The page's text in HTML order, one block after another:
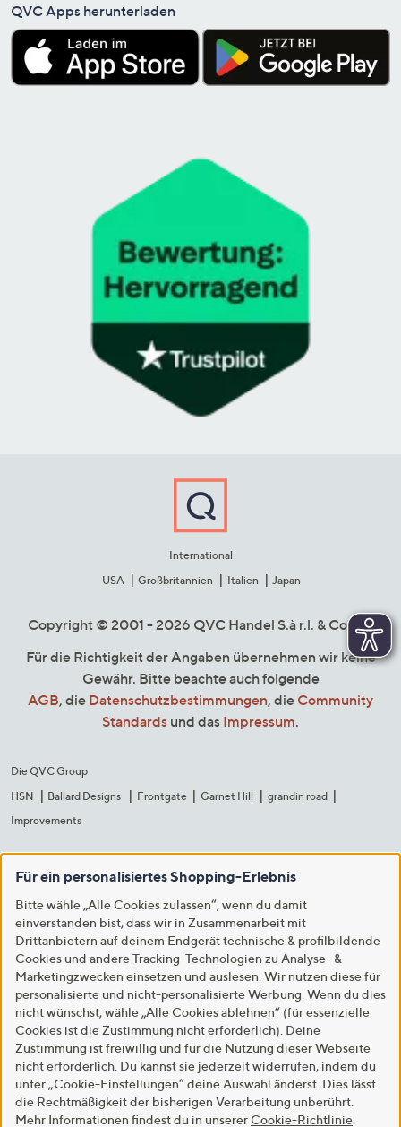
QVC Apps herunterladen
International
USA
Großbritannien Italien Japan
Copyright © 2001 - 2026 QVC Handel S.à r.l. & Co. KG
Für die Richtigkeit der Angaben übernehmen wir keine
Gewähr. Bitte beachte auch folgende
AGB, die Datenschutzbestimmungen, die Community
Standards und das Impressum.
Die QVC Group
HSN
Ballard Designs Frontgate Garnet Hill
grandin road
Improvements
Für ein personalisiertes Shopping-Erlebnis
Bitte wähle „Alle Cookies zulassen“, wenn du damit
einverstanden bist, dass wir in Zusammenarbeit mit
Drittanbietern auf deinem Endgerät technische & profilbildende
Cookies und andere Tracking-Technologien zu Analyse- &
Marketingzwecken einsetzen und auslesen. Wir nutzen diese für
personalisierte und nicht-personalisierte Werbung. Wenn du dies
nicht wünschst, wähle „Alle Cookies ablehnen“ (für essenzielle
Cookies ist die Zustimmung nicht erforderlich). Deine
Zustimmung ist freiwillig und für die Nutzung dieser Webseite
nicht erforderlich. Du kannst sie jederzeit widerrufen, indem du
unter „Cookie-Einstellungen“ deine Auswahl änderst. Dies lässt
die Rechtmäßigkeit der bisherigen Verarbeitung unberührt.
Mehr Informationen findest du in unserer Cookie-Richtlinie